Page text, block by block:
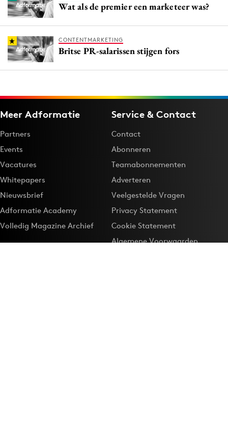
Wat als de premier een marketeer was?
CONTENTMARKETING
Britse PR-salarissen stijgen fors
Meer Adformatie
Partners
Events
Vacatures
Whitepapers
Nieuwsbrief
Adformatie Academy
Volledig Magazine Archief
Service & Contact
Contact
Abonneren
Teamabonnementen
Adverteren
Veelgestelde Vragen
Privacy Statement
Cookie Statement
Algemene Voorwaarden